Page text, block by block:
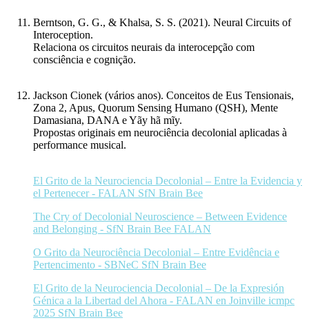
Berntson, G. G., & Khalsa, S. S. (2021). Neural Circuits of
Interoception.
Relaciona os circuitos neurais da interocepção com
consciência e cognição.
Jackson Cionek (vários anos). Conceitos de Eus Tensionais,
Zona 2, Apus, Quorum Sensing Humano (QSH), Mente
Damasiana, DANA e Yãy hã mĩy.
Propostas originais em neurociência decolonial aplicadas à
performance musical.
El Grito de la Neurociencia Decolonial – Entre la Evidencia y
el Pertenecer - FALAN SfN Brain Bee
The Cry of Decolonial Neuroscience – Between Evidence
and Belonging - SfN Brain Bee FALAN
O Grito da Neurociência Decolonial – Entre Evidência e
Pertencimento - SBNeC SfN Brain Bee
El Grito de la Neurociencia Decolonial – De la Expresión
Génica a la Libertad del Ahora - FALAN en Joinville icmpc
2025 SfN Brain Bee